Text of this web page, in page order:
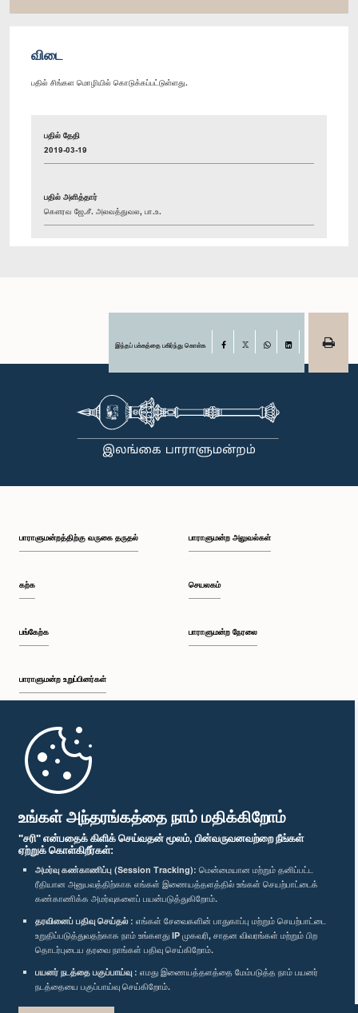
உங்கள் அந்தரங்கத்தை நாம் மதிக்கிறோம்
"சரி" என்பதைக் கிளிக் செய்வதன் மூலம், பின்வருவனவற்றை நீங்கள்
ஏற்றுக் கொள்கிறீர்கள்:
அமர்வு கண்காணிப்பு (Session Tracking): மென்மையான மற்றும் தனிப்பட்ட
ரீதியான அனுபவத்திற்காக எங்கள் இணையத்தளத்தில் உங்கள் செயற்பாட்டைக்
கண்காணிக்க அமர்வுகளைப் பயன்படுத்துகிறோம்.
தரவினைப் பதிவு செய்தல் : எங்கள் சேவைகளின் பாதுகாப்பு மற்றும் செயற்பாட்டை
உறுதிப்படுத்துவதற்காக நாம் உங்களது IP முகவரி, சாதன விவரங்கள் மற்றும் பிற
தொடர்புடைய தரவை நாங்கள் பதிவு செய்கிறோம்.
பயனர் நடத்தை பகுப்பாய்வு : எமது இணையத்தளத்தை மேம்படுத்த நாம் பயனர்
நடத்தையை பகுப்பாய்வு செய்கிறோம்.
விடை
பதில் சிங்கள மொழியில் கொடுக்கப்பட்டுள்ளது.
பதில் தேதி
2019-03-19
பதில் அளித்தார்
கௌரவ ஜே.சீ. அலவத்துவல, பா.உ.
இந்தப் பக்கத்தை பகிர்ந்து கொள்க Facebook
பாராளுமன்றத்திற்கு வருகை தருதல்
கற்க
பங்கேற்க
பாராளுமன்ற உறுப்பினர்கள்
முதற்பக்கம்
பாராளுமன்ற அலுவல்கள்
செயலகம்
பாராளுமன்ற நேரலை
பாராளுமன்ற கையடக்க செயலி
எம்மை பின்தொடர்க :
விருதுகள்
தனியுரிமைக் கொள்கை